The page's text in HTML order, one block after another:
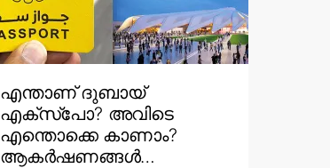
എന്താണ് ദുബായ്
എക്സ്പോ? അവിടെ
എന്തൊക്കെ കാണാം?
ആകർഷണങ്ങൾ…